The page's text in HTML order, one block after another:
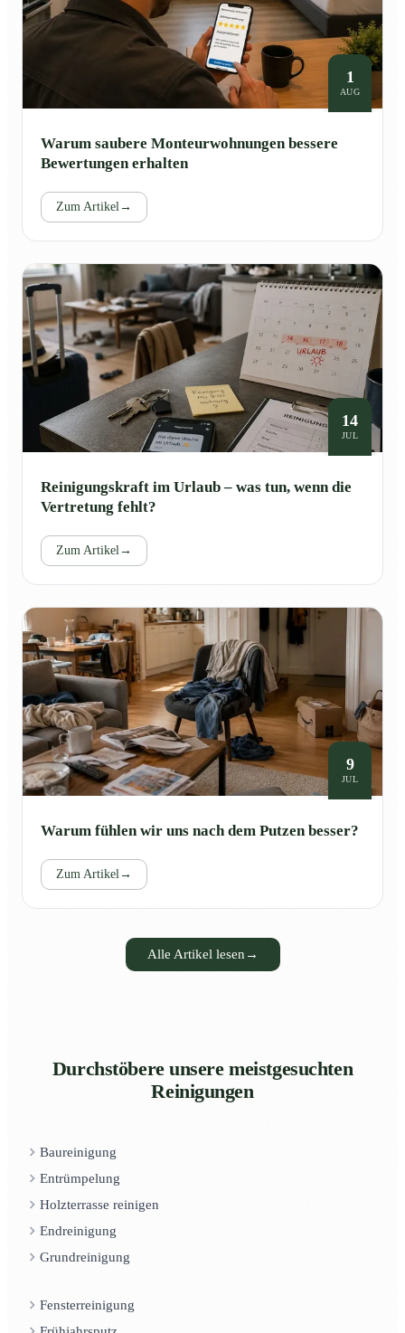
1
AUG
Warum saubere Monteurwohnungen bessere
Bewertungen erhalten
Zum Artikel →
14
JUL
Reinigungskraft im Urlaub – was tun, wenn die
Vertretung fehlt?
Zum Artikel →
9
JUL
Warum fühlen wir uns nach dem Putzen besser?
Zum Artikel →
Alle Artikel lesen →
Durchstöbere unsere meistgesuchten
Reinigungen
Baureinigung
Entrümpelung
Holzterrasse reinigen
Endreinigung
Grundreinigung
Fensterreinigung